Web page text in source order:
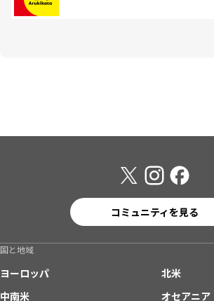
コミュニティを見る
国と地域
ヨーロッパ
北米
中南米
オセアニア